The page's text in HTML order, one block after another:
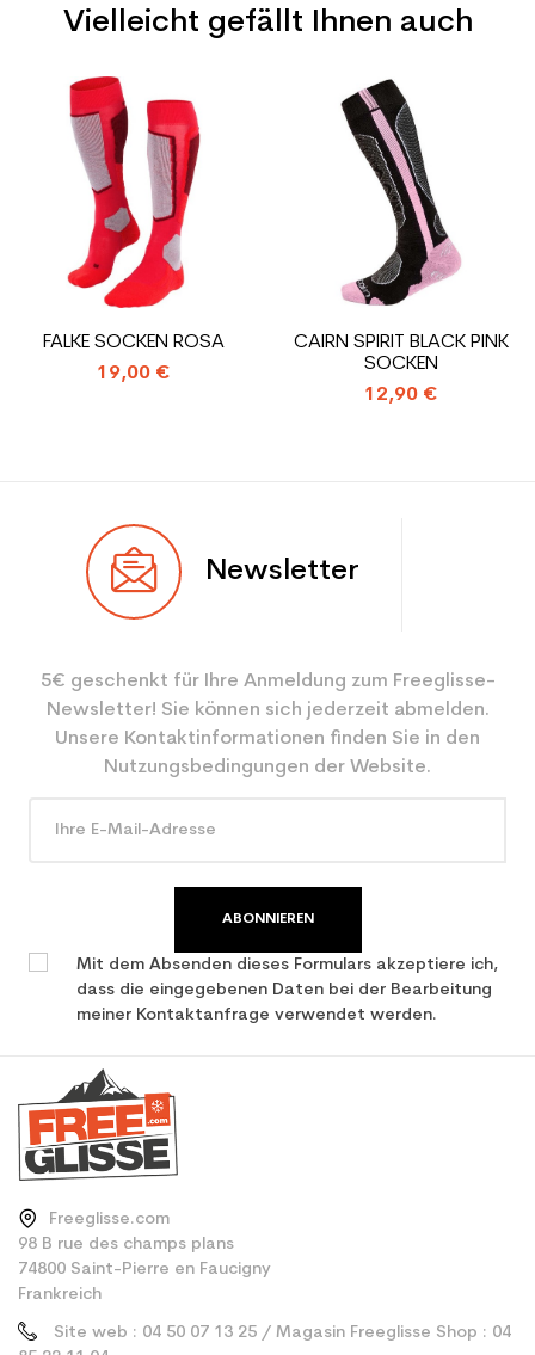
Mehrwertig
Benutzer
Ebene Sportliche Freizeit
Farbe
CO2-Einsparungen für
den Planeten (in kg)
Leistung
Vielleicht gefällt Ihnen auch
FALKE SOCKEN ROSA
19,00 €
CAIRN SPIRIT BLACK PINK
SOCKEN
12,90 €
Newsletter
5€ geschenkt für Ihre Anmeldung zum Freeglisse-
Newsletter! Sie können sich jederzeit abmelden.
Unsere Kontaktinformationen finden Sie in den
Nutzungsbedingungen der Website.
ABONNIEREN
Mit dem Absenden dieses Formulars akzeptiere ich,
dass die eingegebenen Daten bei der Bearbeitung
meiner Kontaktanfrage verwendet werden.
Freeglisse.com
98 B rue des champs plans
74800 Saint-Pierre en Faucigny
Frankreich
Site web : 04 50 07 13 25 / Magasin Freeglisse Shop : 04